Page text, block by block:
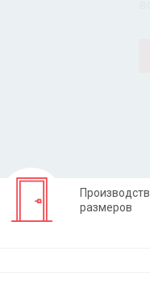
размеров